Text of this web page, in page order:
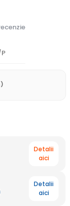
Detalii
aici
Detalii
aici